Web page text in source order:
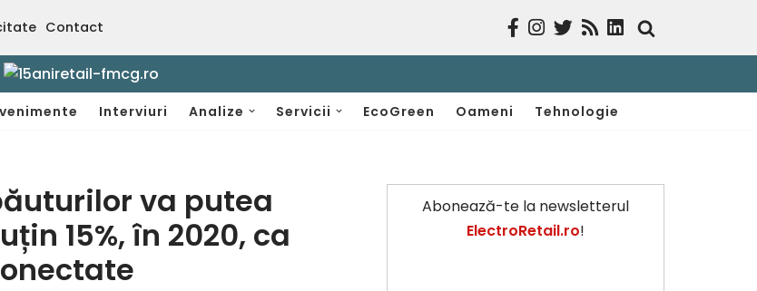
Contact
Interviuri Analize Servicii EcoGreen Oameni Tehnologie
va putea
15%, în 2020, ca
Abonează-te la newsletterul
ElectroRetail.ro!